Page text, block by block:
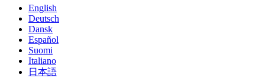
English
Deutsch
Dansk
Español
Suomi
Italiano
日本語